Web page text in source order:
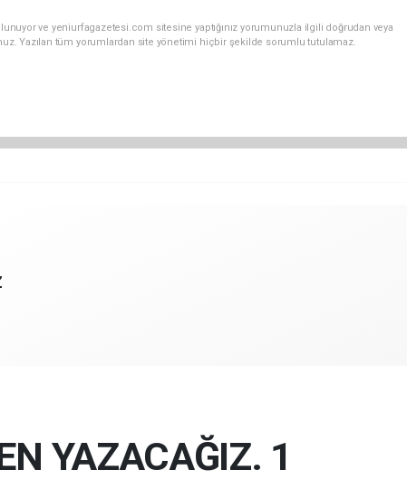
ve yeniurfagazetesi.com sitesine yaptığınız yorumunuzla ilgili doğrudan veya
Yazılan tüm yorumlardan site yönetimi hiçbir şekilde sorumlu tutulamaz.
YAZACAĞIZ. 1